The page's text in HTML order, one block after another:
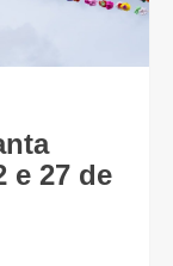
e 27 de